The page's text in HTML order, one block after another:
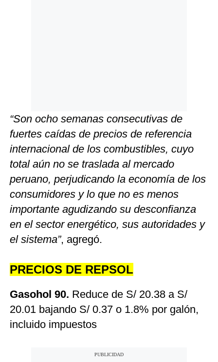
“Son ocho semanas consecutivas de
fuertes caídas de precios de referencia
internacional de los combustibles, cuyo
total aún no se traslada al mercado
peruano, perjudicando la economía de los
consumidores y lo que no es menos
importante agudizando su desconfianza
en el sector energético, sus autoridades y
el sistema”, agregó.
PRECIOS DE REPSOL
Gasohol 90. Reduce de S/ 20.38 a S/
20.01 bajando S/ 0.37 o 1.8% por galón,
incluido impuestos